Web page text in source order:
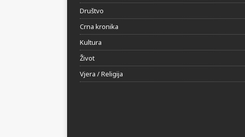
Društvo
Crna kronika
Kultura
Život
Vjera / Religija